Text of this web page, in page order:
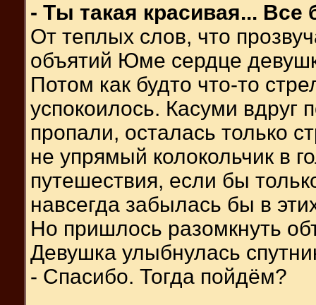
- Ты такая красивая... Все
От теплых слов, что
объятий Юме сердце
Потом как будто что-то
успокоилось. Касуми вдруг
пропали, осталась только
не упрямый колокольчик в
путешествия, если бы
навсегда забылась бы в
Но пришлось разомкнуть
Девушка улыбнулась
- Спасибо. Тогда пойдём?